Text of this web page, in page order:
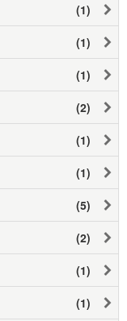
(1)
(1)
(1)
(2)
(1)
(1)
(5)
(2)
(1)
(1)